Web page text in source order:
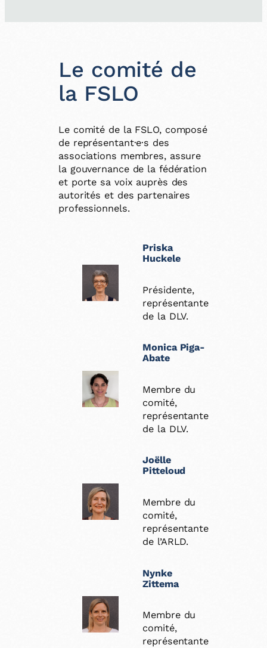
Le comité de
la FSLO
Le comité de la FSLO, composé
de représentant·e·s des
associations membres, assure
la gouvernance de la fédération
et porte sa voix auprès des
autorités et des partenaires
professionnels.
Priska
Huckele
Présidente,
représentante
de la DLV.
Monica Piga-
Abate
Membre du
comité,
représentante
de la DLV.
Joëlle
Pitteloud
Membre du
comité,
représentante
de l’ARLD.
Nynke
Zittema
Membre du
comité,
représentante